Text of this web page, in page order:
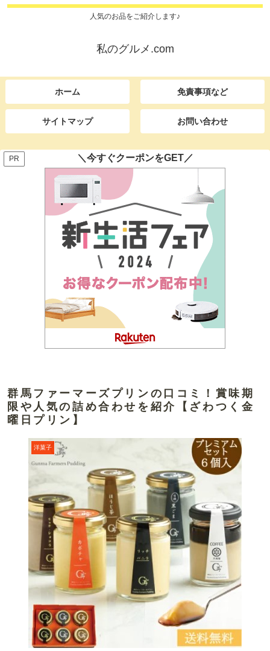
人気のお品をご紹介します♪
私のグルメ.com
ホーム 免責事項など
サイトマップ お問い合わせ
PR ＼今すぐクーポンをGET／
群馬ファーマーズプリンの口コミ！賞味期
限や人気の詰め合わせを紹介【ざわつく金
曜日プリン】
洋菓子